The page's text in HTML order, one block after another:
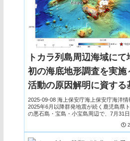
トカラ列島周辺海域にて
初の海底地形調査を実施
活動の原因解明に資する
報としての活用が期待～
2025-09-08 海上保安庁海上保安庁海洋情
2025年6月以降群発地震が続く鹿児島県
の悪石島・宝島・小宝島周辺で、7月31日